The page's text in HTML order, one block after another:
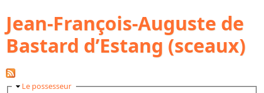
Ressources documentaires
Archives administratives
Jean-François-Auguste de
Bastard d’Estang (sceaux)
Masquer
Le possesseur